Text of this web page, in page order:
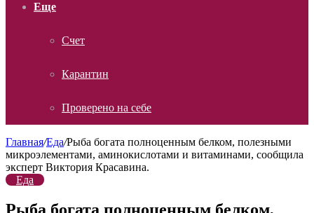
Еще
Счет
Карантин
Проверено на себе
Главная/Еда/Рыба богата полноценным белком, полезными
микроэлементами, аминокислотами и витаминами, сообщила
эксперт Виктория Красавина.
Еда